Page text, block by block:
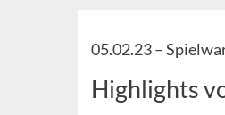
05.02.23 –
Highlights